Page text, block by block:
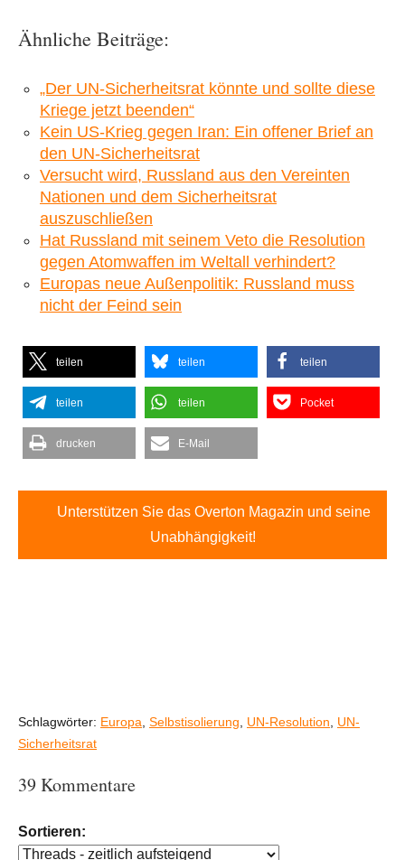
Ähnliche Beiträge:
„Der UN-Sicherheitsrat könnte und sollte diese
Kriege jetzt beenden“
Kein US-Krieg gegen Iran: Ein offener Brief an
den UN-Sicherheitsrat
Versucht wird, Russland aus den Vereinten
Nationen und dem Sicherheitsrat
auszuschließen
Hat Russland mit seinem Veto die Resolution
gegen Atomwaffen im Weltall verhindert?
Europas neue Außenpolitik: Russland muss
nicht der Feind sein
teilen teilen teilen
teilen teilen Pocket
drucken E-Mail
Unterstützen Sie das Overton Magazin und seine
Unabhängigkeit!
Schlagwörter: Europa Selbstisolierung UN-Resolution
UN-
Sicherheitsrat
39 Kommentare
Sortieren: